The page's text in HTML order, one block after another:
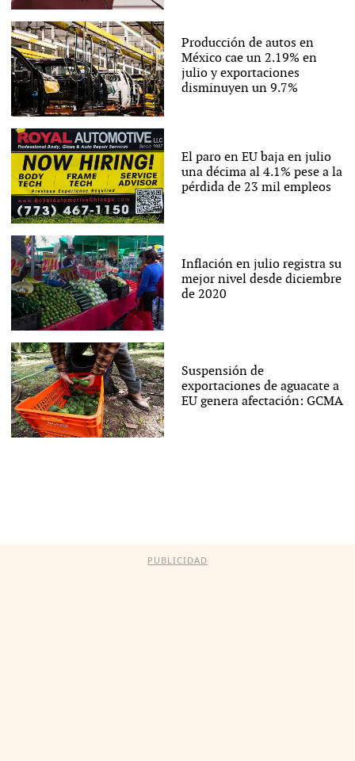
Producción de autos en
México cae un 2.19% en
julio y exportaciones
disminuyen un 9.7%
El paro en EU baja en julio
una décima al 4.1% pese a la
pérdida de 23 mil empleos
Inflación en julio registra su
mejor nivel desde diciembre
de 2020
Suspensión de
exportaciones de aguacate a
EU genera afectación: GCMA
PUBLICIDAD